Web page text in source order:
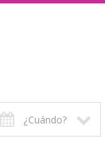
¿Cuándo?